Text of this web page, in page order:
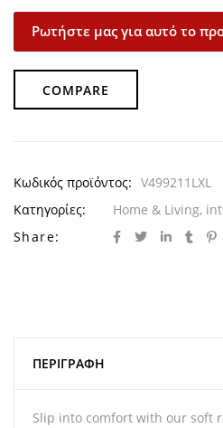
Ρωτήστε μας για αυτό το
COMPARE
Κωδικός προϊόντος: V499211LXL
Κατηγορίες:
Home & Living,
Share:
ΠΕΡΙΓΡΑΦΉ
Slip into comfort with our soft